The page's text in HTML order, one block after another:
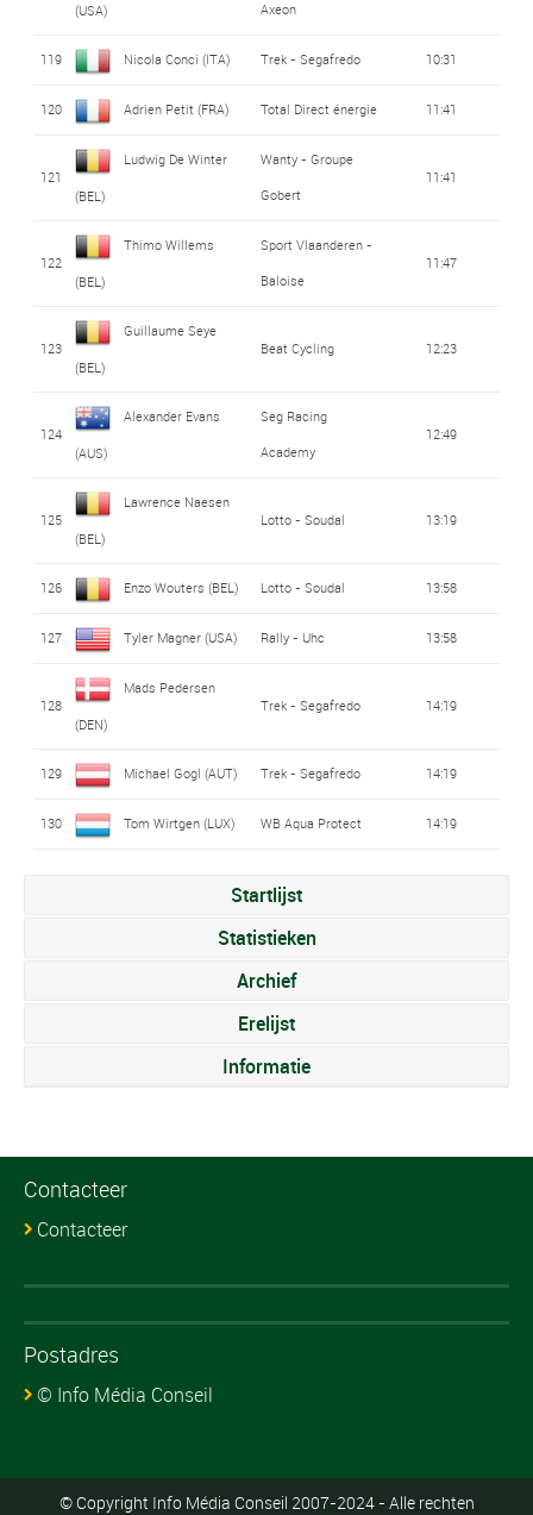
(USA)
Axeon
119 Nicola Conci (ITA) Trek - Segafredo 10:31
120 Adrien Petit (FRA) Total Direct énergie 11:41
121
Ludwig De Winter
(BEL)
Wanty - Groupe
Gobert
11:41
122
Thimo Willems
(BEL)
Sport Vlaanderen -
Baloise
11:47
123
Guillaume Seye
(BEL)
Beat Cycling 12:23
124
Alexander Evans
(AUS)
Seg Racing
Academy
12:49
125
Lawrence Naesen
(BEL)
Lotto - Soudal 13:19
126 Enzo Wouters (BEL) Lotto - Soudal 13:58
127 Tyler Magner (USA) Rally - Uhc 13:58
128
Mads Pedersen
(DEN)
Trek - Segafredo 14:19
129 Michael Gogl (AUT) Trek - Segafredo 14:19
130 Tom Wirtgen (LUX) WB Aqua Protect 14:19
Startlijst
Statistieken
Archief
Erelijst
Informatie
Contacteer
Contacteer
Postadres
© Info Média Conseil
© Copyright Info Média Conseil 2007-2024 - Alle rechten